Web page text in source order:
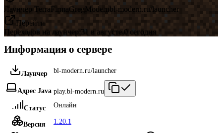
Лаунчер TerraFirmaGregModernbl-modern.ru/launcher
Перейти
Переходов на лаунчер: 31 в августе,0 сегодня
Информация о сервере
Лаунчер bl-modern.ru/launcher
Адрес Java play.bl-modern.ru
Статус Онлайн
Версия 1.20.1